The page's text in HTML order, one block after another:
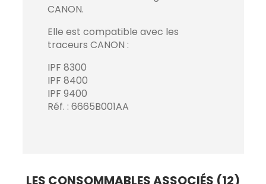
CANON.
Elle est compatible avec les
traceurs CANON :
IPF 8300
IPF 8400
IPF 9400
Réf. : 6665B001AA
LES CONSOMMABLES ASSOCIÉS (12)